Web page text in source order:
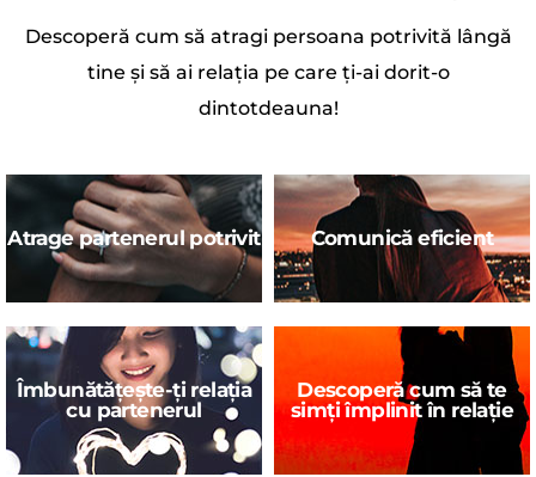
Descoperă cum să atragi persoana potrivită lângă
tine și să ai relația pe care ți-ai dorit-o
dintotdeauna!
Atrage partenerul potrivit Comunică eficient
Îmbunătățește-ți relația
cu partenerul
Descoperă cum să te
simți împlinit în relație